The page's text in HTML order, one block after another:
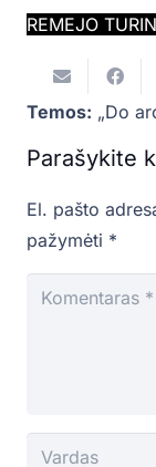
REMEJO
Temos: „Do
Parašykite
El. pašto
pažymėti *